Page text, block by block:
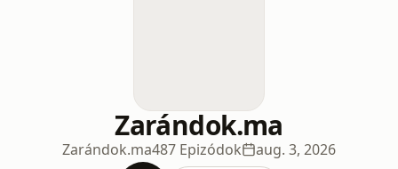
Zarándok.ma
Zarándok.ma487 Epizódok aug. 3, 2026